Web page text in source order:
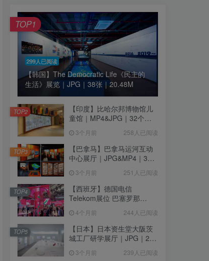
299人已阅读
【韩国】The Democratic Life《民主的
生活》展览｜JPG｜38张｜20.48M
TOP1
【印度】比哈尔邦博物馆儿
童馆｜MP4&JPG｜32个｜
3个月前 258人已阅读
TOP2
【巴拿马】巴拿马运河互动
中心展厅｜JPG&MP4｜39
3个月前 251人已阅读
TOP3
【西班牙】德国电信
Telekom展位 巴塞罗那
｜77.42M
4个月前 244人已阅读
TOP4
【日本】日本资生堂大阪茨
城工厂研学展厅｜JPG｜26
3个月前 239人已阅读
TOP5